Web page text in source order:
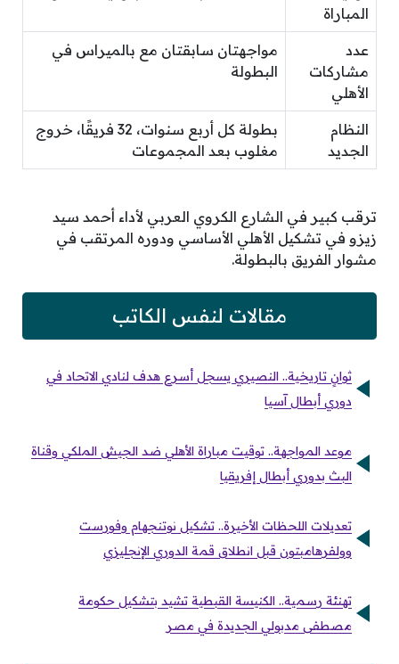
المباراة
عدد
مشاركات
الأهلي
مواجهتان سابقتان مع بالميراس في
البطولة
النظام
الجديد
بطولة كل أربع سنوات، 32 فريقًا، خروج
مغلوب بعد المجموعات
ترقب كبير في الشارع الكروي العربي لأداء أحمد سيد
زيزو في تشكيل الأهلي الأساسي ودوره المرتقب في
مشوار الفريق بالبطولة.
مقالات لنفس الكاتب
ثوانٍ تاريخية.. النصيري يسجل أسرع هدف لنادي الاتحاد في
دوري أبطال آسيا
موعد المواجهة.. توقيت مباراة الأهلي ضد الجيش الملكي وقناة
البث بدوري أبطال إفريقيا
تعديلات اللحظات الأخيرة.. تشكيل نوتنجهام وفورست
وولفرهامبتون قبل انطلاق قمة الدوري الإنجليزي
تهنئة رسمية.. الكنيسة القبطية تشيد بتشكيل حكومة
مصطفى مدبولي الجديدة في مصر